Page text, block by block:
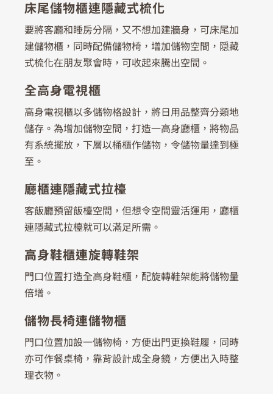
床尾儲物櫃連隱藏式梳化
要將客廳和睡房分隔，又不想加建牆身，可床尾加
建儲物櫃，同時配備儲物椅，增加儲物空間，隠藏
式梳化在朋友聚會時，可收起來騰出空間。
全高身電視櫃
高身電視櫃以多儲物格設計，將日用品整齊分類地
儲存。為增加儲物空間，打造一高身廳櫃，將物品
有系統擺放，下層以桶櫃作儲物，令儲物量達到極
至。
廳櫃連隱藏式拉檯
客飯廳預留飯檯空間，但想令空間靈活運用，廳櫃
連隱藏式拉檯就可以滿足所需。
高身鞋櫃連旋轉鞋架
門口位置打造全高身鞋櫃，配旋轉鞋架能將儲物量
倍增。
儲物長椅連儲物櫃
門口位置加設一儲物椅，方便出門更換鞋履，同時
亦可作餐桌椅，靠背設計成全身鏡，方便出入時整
理衣物。